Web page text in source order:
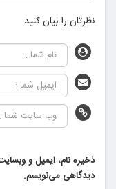
نظرتان را بیان کنید
ذخیره نام، ایمیل و
دیدگاهی می‌نویسم.